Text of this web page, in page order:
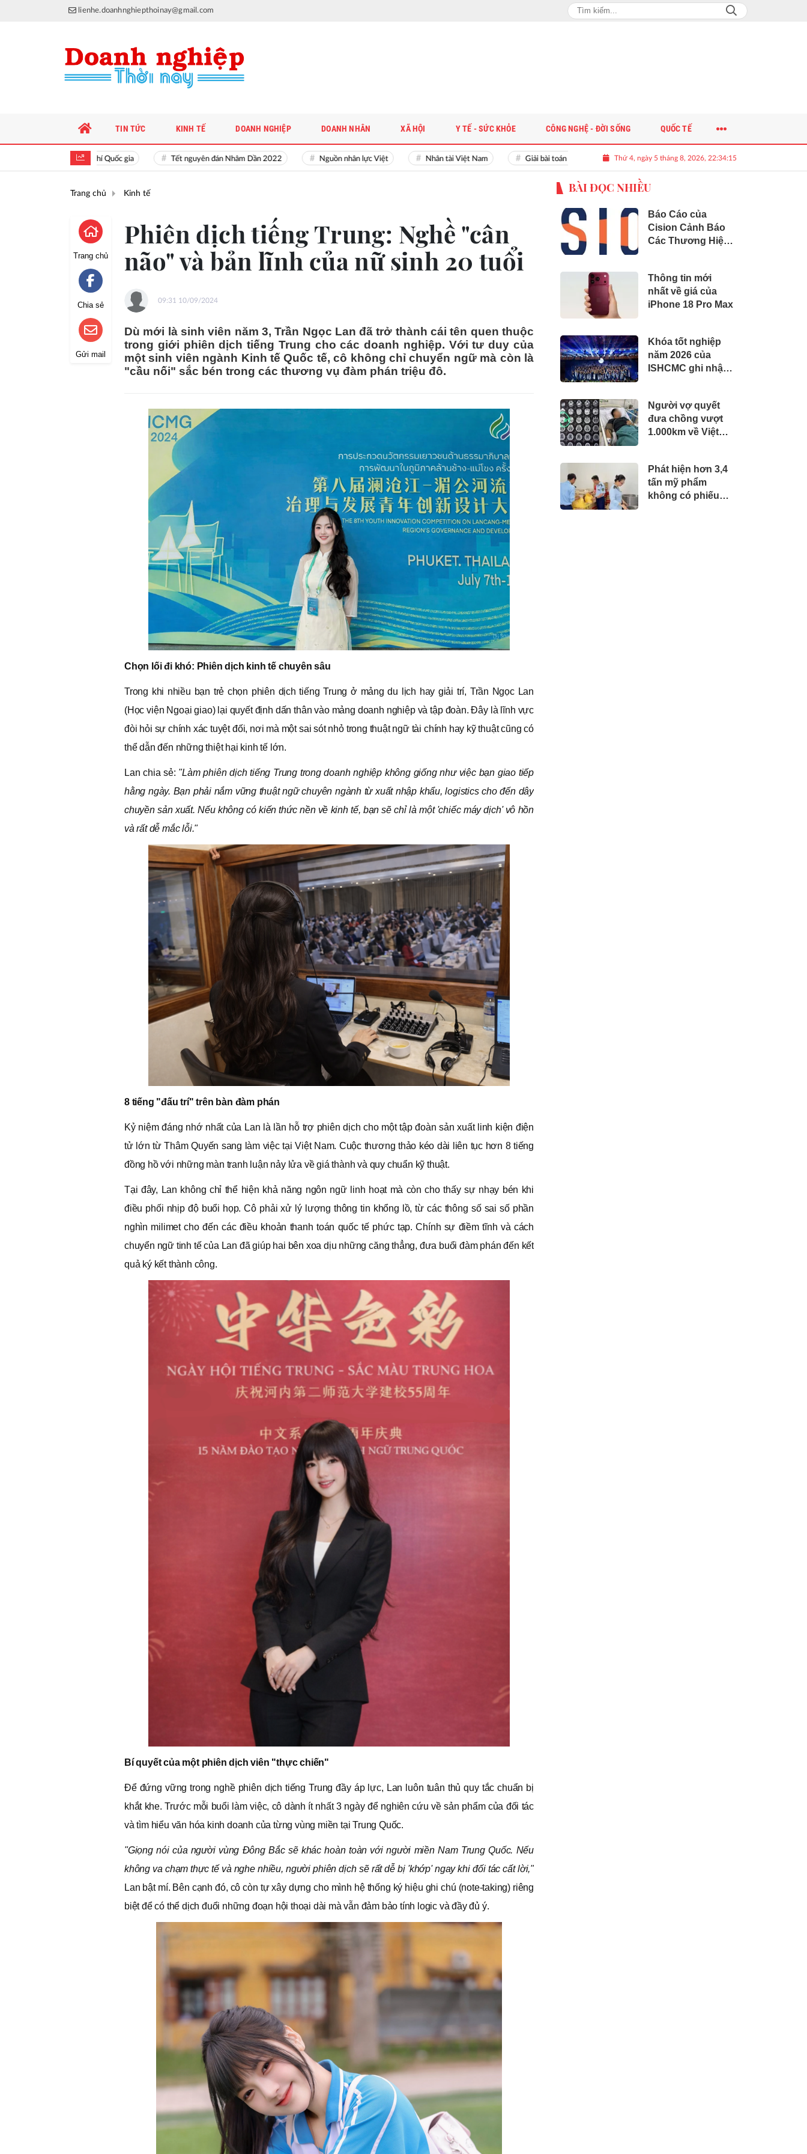
lienhe.doanhnghiepthoinay@gmail.com
Hiền tài là nguyên khí Quốc gia Tết nguyên đán Nhâm Dần 2022 Nguồn nhân lực Việt Nhân tài Việt Nam Giải bài toán nguồn nhân lực chất lượng cao cho doanh nghiệp
Thứ 4, ngày 5 tháng 8, 2026, 22:34:16
TIN TỨC KINH TẾ DOANH NGHIỆP DOANH NHÂN XÃ HỘI Y TẾ - SỨC KHỎE CÔNG NGHỆ - ĐỜI SỐNG QUỐC TẾ
Trang chủ Kinh tế
Trang chủ
Chia sẻ
Gửi mail
Phiên dịch tiếng Trung: Nghề "cân
não" và bản lĩnh của nữ sinh 20 tuổi
09:31 10/09/2024
Dù mới là sinh viên năm 3, Trần Ngọc Lan đã trở thành cái tên quen thuộc
trong giới phiên dịch tiếng Trung cho các doanh nghiệp. Với tư duy của
một sinh viên ngành Kinh tế Quốc tế, cô không chỉ chuyển ngữ mà còn là
"cầu nối" sắc bén trong các thương vụ đàm phán triệu đô.
Chọn lối đi khó: Phiên dịch kinh tế chuyên sâu
Trong khi nhiều bạn trẻ chọn phiên dịch tiếng Trung ở mảng du lịch hay giải trí, Trần Ngọc Lan
(Học viện Ngoại giao) lại quyết định dấn thân vào mảng doanh nghiệp và tập đoàn. Đây là lĩnh vực
đòi hỏi sự chính xác tuyệt đối, nơi mà một sai sót nhỏ trong thuật ngữ tài chính hay kỹ thuật cũng có
thể dẫn đến những thiệt hại kinh tế lớn.
Lan chia sẻ: "Làm phiên dịch tiếng Trung trong doanh nghiệp không giống như việc bạn giao tiếp
hằng ngày. Bạn phải nắm vững thuật ngữ chuyên ngành từ xuất nhập khẩu, logistics cho đến dây
chuyền sản xuất. Nếu không có kiến thức nền về kinh tế, bạn sẽ chỉ là một 'chiếc máy dịch' vô hồn
và rất dễ mắc lỗi."
8 tiếng "đấu trí" trên bàn đàm phán
Kỷ niệm đáng nhớ nhất của Lan là lần hỗ trợ phiên dịch cho một tập đoàn sản xuất linh kiện điện
tử lớn từ Thâm Quyến sang làm việc tại Việt Nam. Cuộc thương thảo kéo dài liên tục hơn 8 tiếng
đồng hồ với những màn tranh luận nảy lửa về giá thành và quy chuẩn kỹ thuật.
Tại đây, Lan không chỉ thể hiện khả năng ngôn ngữ linh hoạt mà còn cho thấy sự nhạy bén khi
điều phối nhịp độ buổi họp. Cô phải xử lý lượng thông tin khổng lồ, từ các thông số sai số phần
nghìn milimet cho đến các điều khoản thanh toán quốc tế phức tạp. Chính sự điềm tĩnh và cách
chuyển ngữ tinh tế của Lan đã giúp hai bên xoa dịu những căng thẳng, đưa buổi đàm phán đến kết
quả ký kết thành công.
Bí quyết của một phiên dịch viên "thực chiến"
Để đứng vững trong nghề phiên dịch tiếng Trung đầy áp lực, Lan luôn tuân thủ quy tắc chuẩn bị
khắt khe. Trước mỗi buổi làm việc, cô dành ít nhất 3 ngày để nghiên cứu về sản phẩm của đối tác
và tìm hiểu văn hóa kinh doanh của từng vùng miền tại Trung Quốc.
"Giọng nói của người vùng Đông Bắc sẽ khác hoàn toàn với người miền Nam Trung Quốc. Nếu
không va chạm thực tế và nghe nhiều, người phiên dịch sẽ rất dễ bị 'khớp' ngay khi đối tác cất lời,"
Lan bật mí. Bên cạnh đó, cô còn tự xây dựng cho mình hệ thống ký hiệu ghi chú (note-taking) riêng
biệt để có thể dịch đuổi những đoạn hội thoại dài mà vẫn đảm bảo tính logic và đầy đủ ý.
BÀI ĐỌC NHIỀU
Báo Cáo của
Cision Cảnh Báo
Các Thương Hiệu
Liệu" Tốn Kém
Thông tin mới
nhất về giá của
iPhone 18 Pro Max
Khóa tốt nghiệp
năm 2026 của
ISHCMC ghi nhận
và điểm trung bình
toàn khóa đạt 34,5
Người vợ quyết
đưa chồng vượt
1.000km về Việt
Phát hiện hơn 3,4
tấn mỹ phẩm
không có phiếu